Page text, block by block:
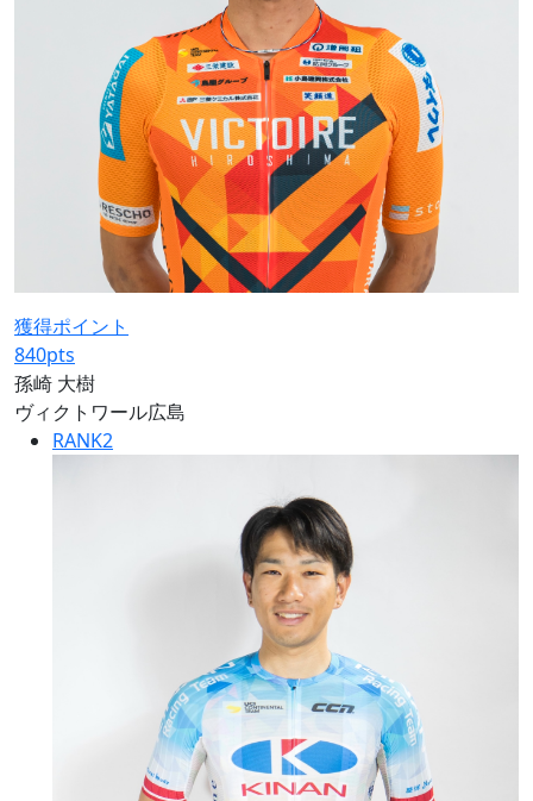
獲得ポイント
840pts
孫崎 大樹
ヴィクトワール広島
RANK2